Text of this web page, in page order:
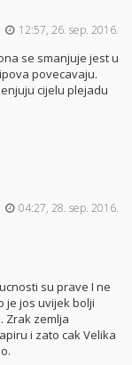
12:57, 26. sep. 2016.
se smanjuje jest u
povecavaju.
cijelu plejadu
04:27, 28. sep. 2016.
su prave I ne
je jos uvijek bolji
Zrak zemlja
i zato cak Velika